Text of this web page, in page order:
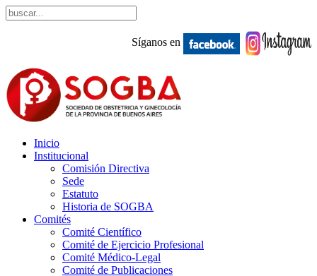
Síganos en
Inicio
Institucional
Comisión Directiva
Sede
Estatuto
Historia de SOGBA
Comités
Comité Científico
Comité de Ejercicio Profesional
Comité Médico-Legal
Comité de Publicaciones